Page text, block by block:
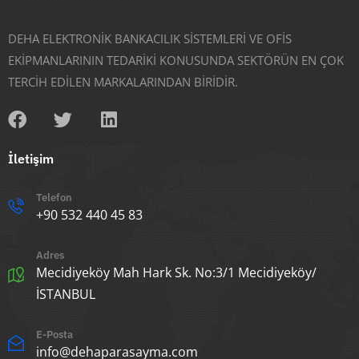
DEHA ELEKTRONİK BANKACILIK SİSTEMLERİ VE OFİS
EKİPMANLARININ TEDARİKİ KONUSUNDA SEKTÖRÜN EN ÇOK
TERCİH EDİLEN MARKALARINDAN BİRİDİR.
İletişim
Telefon
+90 532 440 45 83
Adres
Mecidiyeköy Mah Hark Sk. No:3/1 Mecidiyeköy/
İSTANBUL
E-Posta
info@dehaparasayma.com